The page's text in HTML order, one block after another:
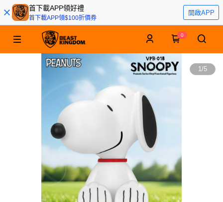
首下載APP領好禮
首下載APP領$100折價券
開啟APP
0
1/5